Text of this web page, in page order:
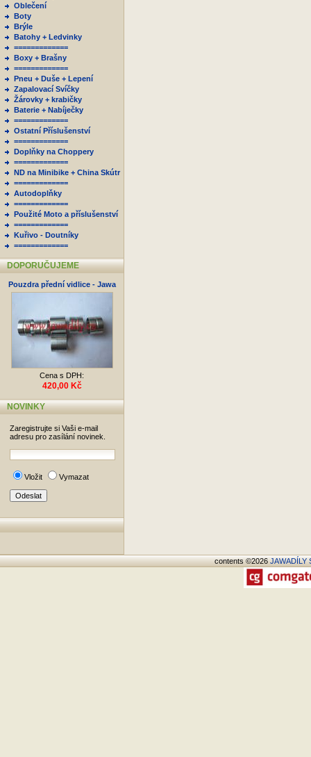
Oblečení
Boty
Brýle
Batohy + Ledvinky
=============
Boxy + Brašny
=============
Pneu + Duše + Lepení
Zapalovací Svíčky
Žárovky + krabičky
Baterie + Nabíječky
=============
Ostatní Příslušenství
=============
Doplňky na Choppery
=============
ND na Minibike + China Skútr
=============
Autodoplňky
=============
Použité Moto a příslušenství
=============
Kuřivo - Doutníky
=============
DOPORUČUJEME
Pouzdra přední vidlice - Jawa
Cena s DPH:
420,00 Kč
NOVINKY
Zaregistrujte si Vaši e-mail
adresu pro zasílání novinek.
Vložit Vymazat
contents ©2026JAWADÍLY